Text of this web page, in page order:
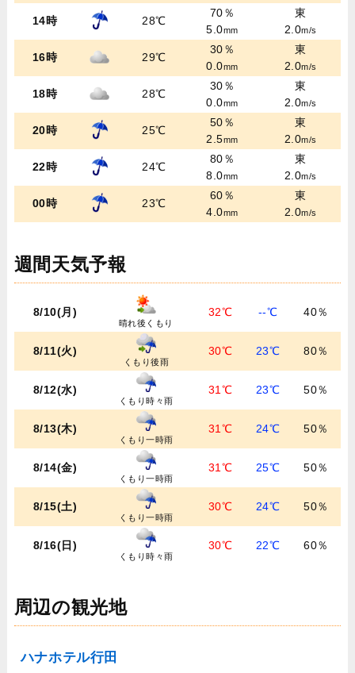
14時 28℃
70％
5.0mm
東
2.0m/s
16時 29℃
30％
0.0mm
東
2.0m/s
18時 28℃
30％
0.0mm
東
2.0m/s
20時 25℃
50％
2.5mm
東
2.0m/s
22時 24℃
80％
8.0mm
東
2.0m/s
00時 23℃
60％
4.0mm
東
2.0m/s
週間天気予報
8/10(月)
晴れ後くもり
32℃ --℃ 40％
8/11(火)
くもり後雨
30℃ 23℃ 80％
8/12(水)
くもり時々雨
31℃ 23℃ 50％
8/13(木)
くもり一時雨
31℃ 24℃ 50％
8/14(金)
くもり一時雨
31℃ 25℃ 50％
8/15(土)
くもり一時雨
30℃ 24℃ 50％
8/16(日)
くもり時々雨
30℃ 22℃ 60％
周辺の観光地
ハナホテル行田